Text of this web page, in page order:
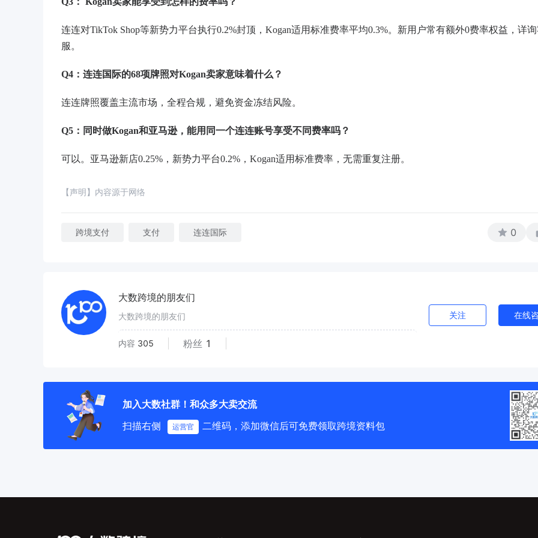
连连对TikTok Shop等新势力平台执行0.2%封顶，Kogan适用标准费率平均0.3%。新用户常有额外0费率权益，详
服。
Q4：连连国际的68项牌照对Kogan卖家意味着什么？
连连牌照覆盖主流市场，全程合规，避免资金冻结风险。
Q5：同时做Kogan和亚马逊，能用同一个连连账号享受不同费率吗？
可以。亚马逊新店0.25%，新势力平台0.2%，Kogan适用标准费率，无需重复注册。
【声明】内容源于网络
跨境支付 支付 连连国际 0
大数跨境的朋友们
大数跨境的朋友们
内容 305 粉丝 1
关注 在线
加入大数社群！和众多大卖交流
扫描右侧
运营官 二维码，添加微信后可免费领取跨境资料包